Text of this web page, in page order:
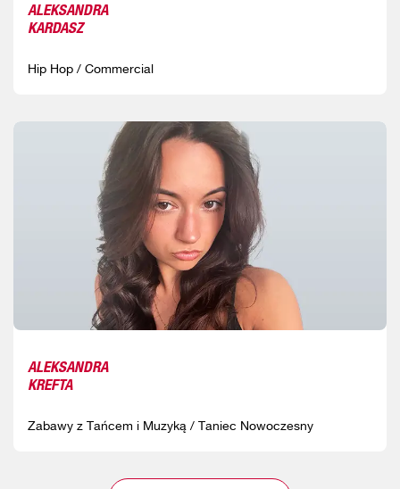
ALEKSANDRA
KARDASZ
Hip Hop / Commercial
ALEKSANDRA
KREFTA
Zabawy z Tańcem i Muzyką / Taniec Nowoczesny